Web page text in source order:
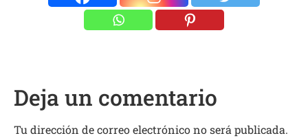
Deja un comentario
Tu dirección de correo electrónico no será publicada.